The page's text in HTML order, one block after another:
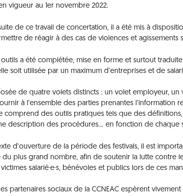
vigueur au 1er novembre 2022.
de ce travail de concertation, il a été mis à
de réagir à des cas de violences et agissements
a été complétée, mise en forme et surtout
soit utilisée par un maximum d’entreprises et de
de quatre volets distincts : un volet employeur,
à l’ensemble des parties prenantes
comprend des outils pratiques tels que des
description des procédures… en fonction de chaque
d’ouverture de la période des festivals, il est
du plus grand nombre, afin de soutenir la lutte contre
salarié·e·s, bénévoles et publics lors de ces
partenaires sociaux de la CCNEAC espèrent